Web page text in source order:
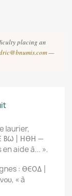
placing an
—
laurier,
ΒΩ | ΗΘΗ —
en aide à... ».
: ΘΕΟΔ |
« à